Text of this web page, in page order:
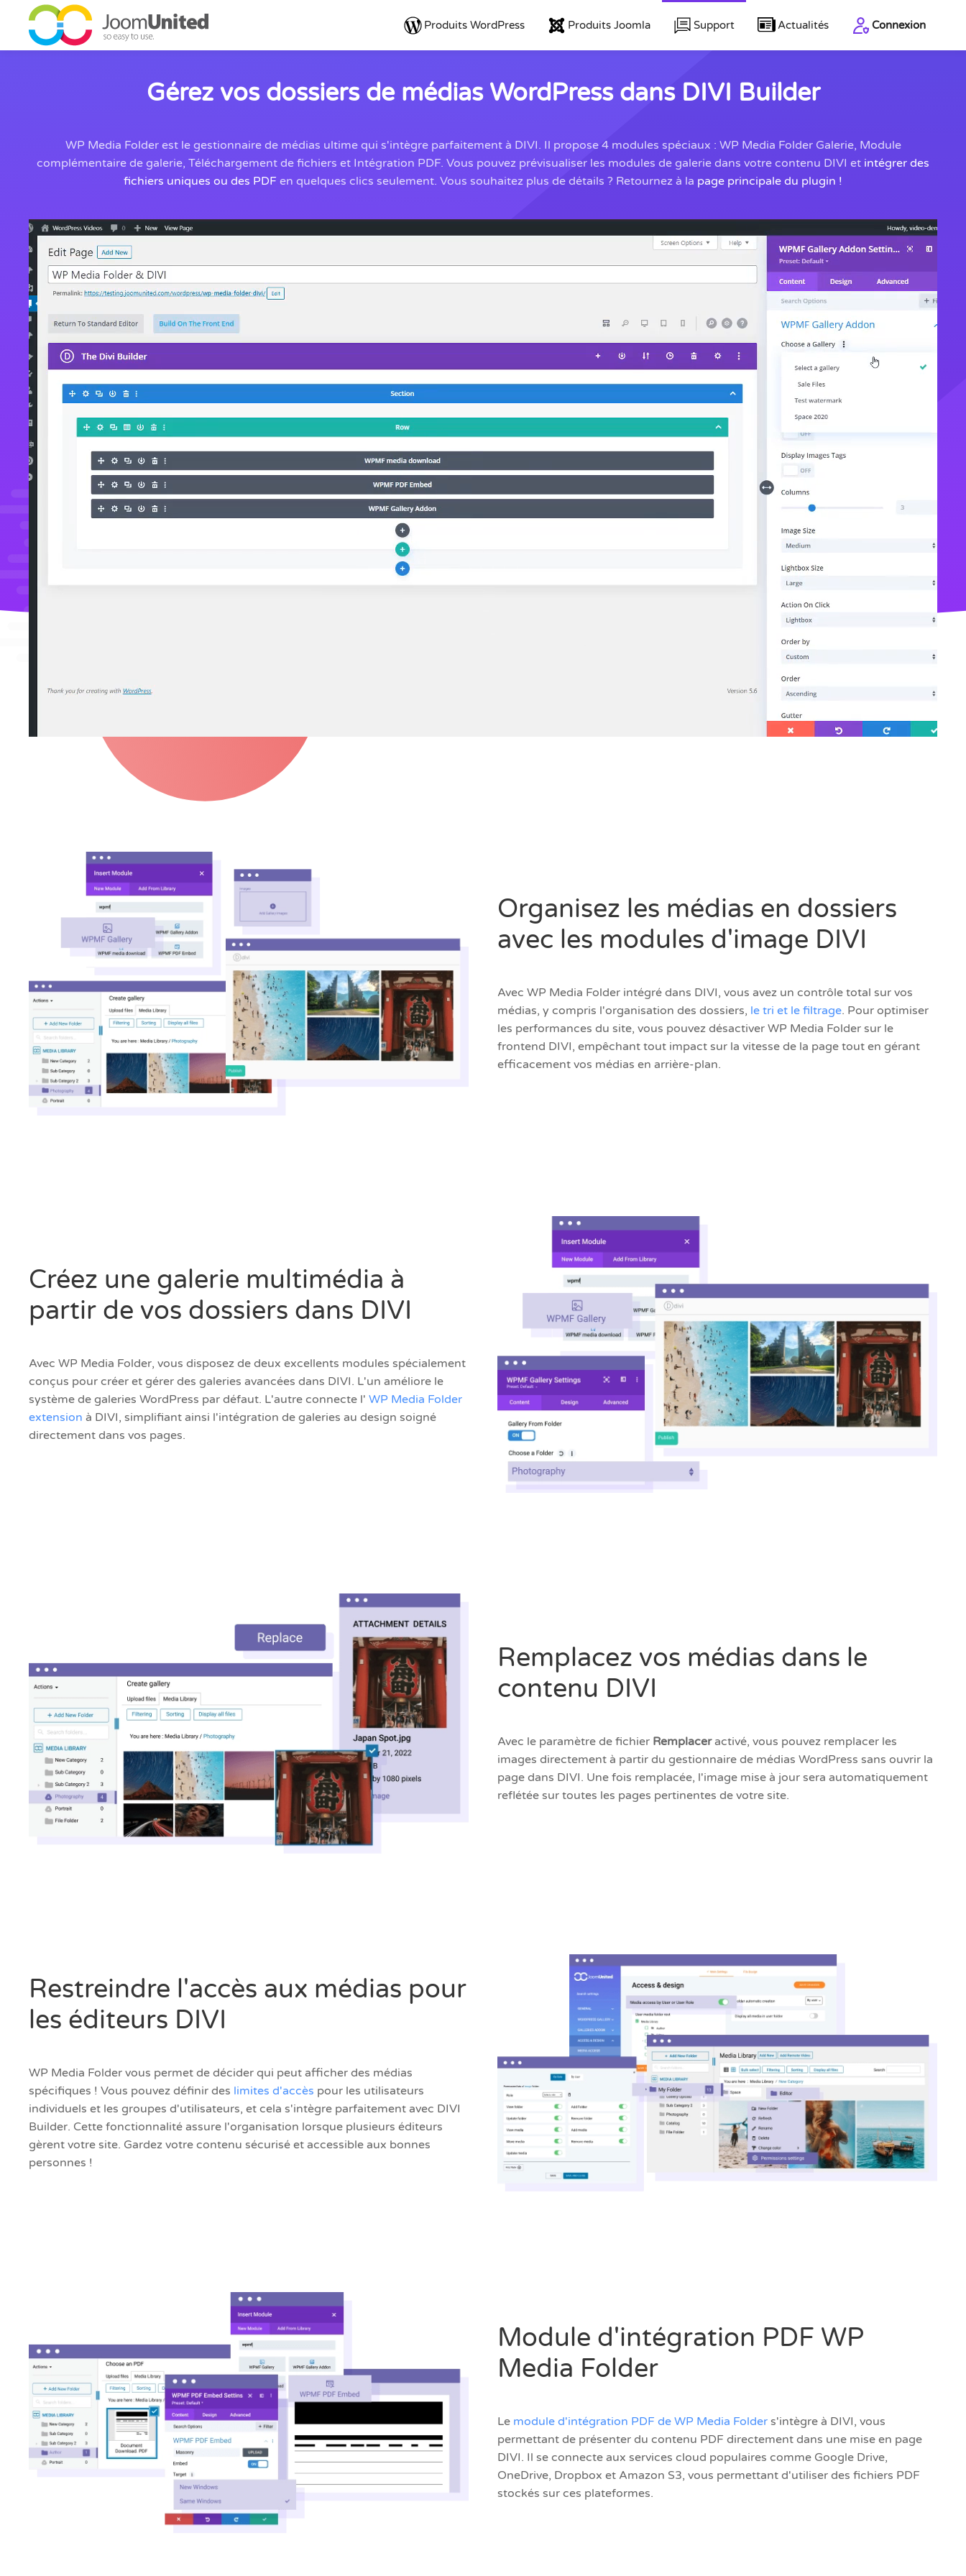
Aller au contenu principal
Produits WordPress Produits Joomla Support Actualités Connexion
Gérez vos dossiers de médias WordPress dans DIVI Builder
WP Media Folder est le gestionnaire de médias ultime qui s'intègre parfaitement à DIVI. Il propose 4 modules spéciaux : WP Media Folder Galerie, Module
complémentaire de galerie, Téléchargement de fichiers et Intégration PDF. Vous pouvez prévisualiser les modules de galerie dans votre contenu DIVI et intégrer des
fichiers uniques ou des PDF en quelques clics seulement. Vous souhaitez plus de détails ? Retournez à la page principale du plugin !
Organisez les médias en dossiers
avec les modules d'image DIVI
Avec WP Media Folder intégré dans DIVI, vous avez un contrôle total sur vos
médias, y compris l'organisation des dossiers, le tri et le filtrage. Pour optimiser
les performances du site, vous pouvez désactiver WP Media Folder sur le
frontend DIVI, empêchant tout impact sur la vitesse de la page tout en gérant
efficacement vos médias en arrière-plan.
Créez une galerie multimédia à
partir de vos dossiers dans DIVI
Avec WP Media Folder, vous disposez de deux excellents modules spécialement
conçus pour créer et gérer des galeries avancées dans DIVI. L'un améliore le
système de galeries WordPress par défaut. L'autre connecte l' WP Media Folder
extension à DIVI, simplifiant ainsi l'intégration de galeries au design soigné
directement dans vos pages.
Remplacez vos médias dans le
contenu DIVI
Avec le paramètre de fichier Remplaceractivé, vous pouvez remplacer les
images directement à partir du gestionnaire de médias WordPress sans ouvrir la
page dans DIVI. Une fois remplacée, l'image mise à jour sera automatiquement
reflétée sur toutes les pages pertinentes de votre site.
Restreindre l'accès aux médias pour
les éditeurs DIVI
WP Media Folder vous permet de décider qui peut afficher des médias
spécifiques ! Vous pouvez définir des limites d'accès pour les utilisateurs
individuels et les groupes d'utilisateurs, et cela s'intègre parfaitement avec DIVI
Builder. Cette fonctionnalité assure l'organisation lorsque plusieurs éditeurs
gèrent votre site. Gardez votre contenu sécurisé et accessible aux bonnes
personnes !
Module d'intégration PDF WP
Media Folder
Le module d'intégration PDF de WP Media Folder s'intègre à DIVI, vous
permettant de présenter du contenu PDF directement dans une mise en page
DIVI. Il se connecte aux services cloud populaires comme Google Drive,
OneDrive, Dropbox et Amazon S3, vous permettant d'utiliser des fichiers PDF
stockés sur ces plateformes.